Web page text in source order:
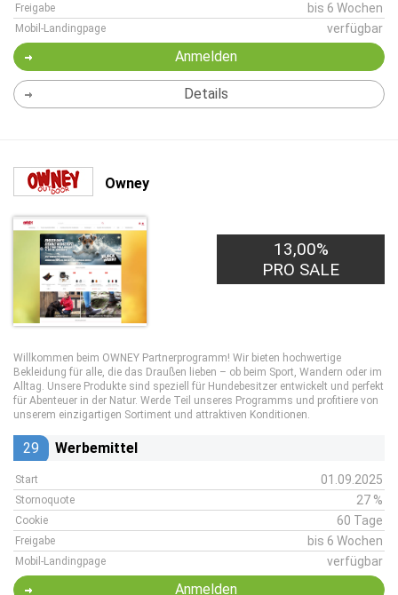
Freigabe bis 6 Wochen
Mobil-Landingpage verfügbar
Anmelden
Details
Owney
13,00%
PRO SALE
Willkommen beim OWNEY Partnerprogramm! Wir bieten hochwertige
Bekleidung für alle, die das Draußen lieben – ob beim Sport, Wandern oder im
Alltag. Unsere Produkte sind speziell für Hundebesitzer entwickelt und perfekt
für Abenteuer in der Natur. Werde Teil unseres Programms und profitiere von
unserem einzigartigen Sortiment und attraktiven Konditionen.
29 Werbemittel
Start 01.09.2025
Stornoquote 27 %
Cookie 60 Tage
Freigabe bis 6 Wochen
Mobil-Landingpage verfügbar
Anmelden